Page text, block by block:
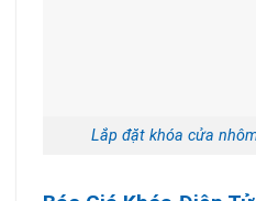
Lắp đặt khóa cửa